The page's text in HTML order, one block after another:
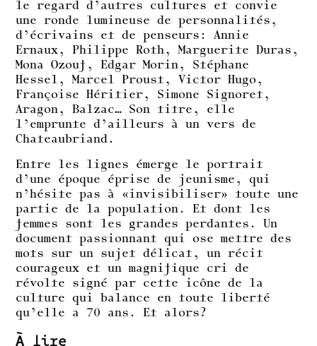
le regard d’autres cultures et convie
une ronde lumineuse de personnalités,
d’écrivains et de penseurs: Annie
Ernaux, Philippe Roth, Marguerite Duras,
Mona Ozouf, Edgar Morin, Stéphane
Hessel, Marcel Proust, Victor Hugo,
Françoise Héritier, Simone Signoret,
Aragon, Balzac… Son titre, elle
l’emprunte d’ailleurs à un vers de
Chateaubriand.
Entre les lignes émerge le portrait
d’une époque éprise de jeunisme, qui
n’hésite pas à «invisibiliser» toute une
partie de la population. Et dont les
femmes sont les grandes perdantes. Un
document passionnant qui ose mettre des
mots sur un sujet délicat, un récit
courageux et un magnifique cri de
révolte signé par cette icône de la
culture qui balance en toute liberté
qu’elle a 70 ans. Et alors?
À lire